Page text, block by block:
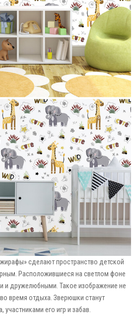
сделают пространство детской
Расположившиеся на светлом фоне
и дружелюбными. Такое изображение не
время отдыха. Зверюшки станут
его игр и забав.